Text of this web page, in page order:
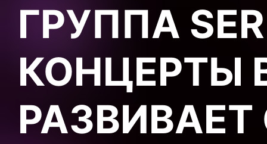
ГРУППА
КОНЦЕРТЫ